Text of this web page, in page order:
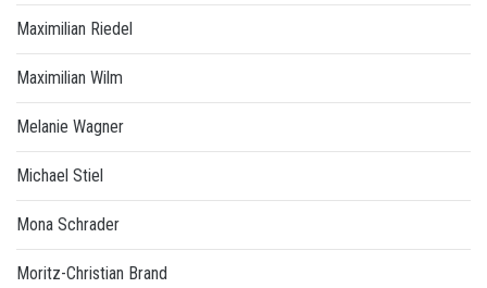
Maximilian Riedel
Maximilian Wilm
Melanie Wagner
Michael Stiel
Mona Schrader
Moritz-Christian Brand